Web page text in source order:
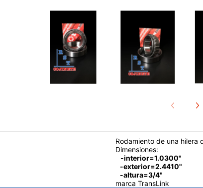
Rodamiento de una hilera
Dimensiones:
-interior=1.0300"
-exterior=2.4410"
-altura=3/4"
marca TransLink